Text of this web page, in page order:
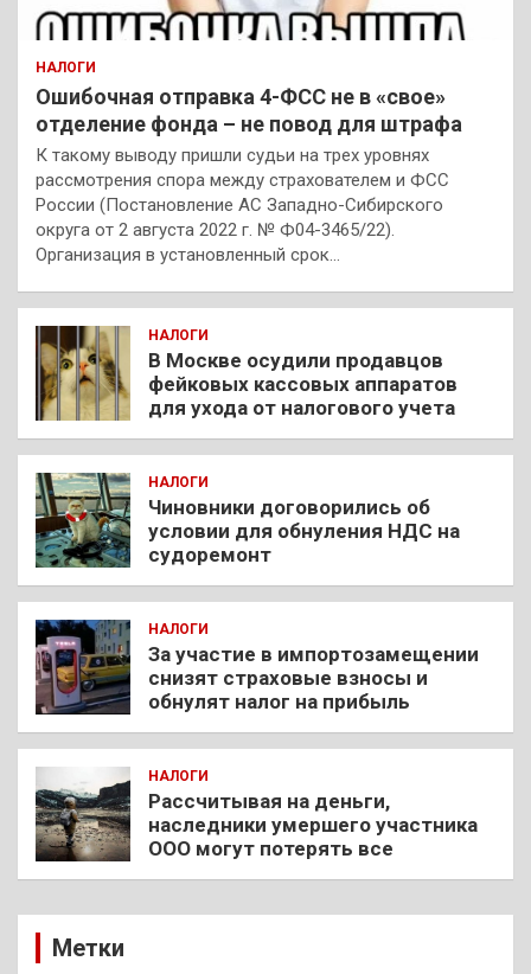
НАЛОГИ
Ошибочная отправка 4-ФСС не в «свое»
отделение фонда – не повод для штрафа
К такому выводу пришли судьи на трех уровнях
рассмотрения спора между страхователем и ФСС
России (Постановление АС Западно-Сибирского
округа от 2 августа 2022 г. № Ф04-3465/22).
Организация в установленный срок…
НАЛОГИ
В Москве осудили продавцов
фейковых кассовых аппаратов
для ухода от налогового учета
НАЛОГИ
Чиновники договорились об
условии для обнуления НДС на
судоремонт
НАЛОГИ
За участие в импортозамещении
снизят страховые взносы и
обнулят налог на прибыль
НАЛОГИ
Рассчитывая на деньги,
наследники умершего участника
ООО могут потерять все
Метки